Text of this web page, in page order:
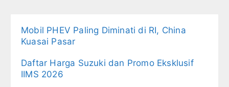
Mobil PHEV Paling Diminati di RI, China
Kuasai Pasar
Daftar Harga Suzuki dan Promo Eksklusif
IIMS 2026